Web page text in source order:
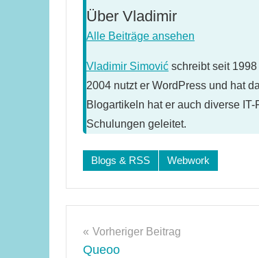
Über Vladimir
Alle Beiträge ansehen
Vladimir Simović schreibt seit
2004 nutzt er WordPress und hat
Blogartikeln hat er auch diverse
Schulungen geleitet.
Blogs & RSS Webwork
Beitragsnavigation
Vorheriger Beitrag
Queoo